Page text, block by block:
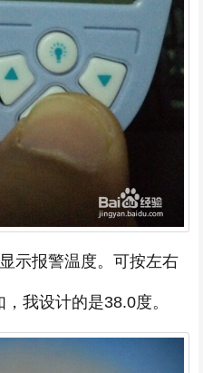
示报警温度。可按左右
我设计的是38.0度。